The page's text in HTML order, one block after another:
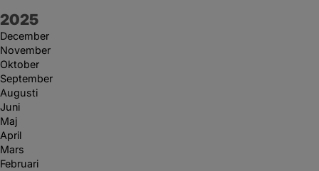
År:
2025
December
November
Oktober
September
Augusti
Juni
Maj
April
Mars
Februari